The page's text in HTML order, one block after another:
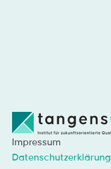
Impressum
Datenschutzerklärung